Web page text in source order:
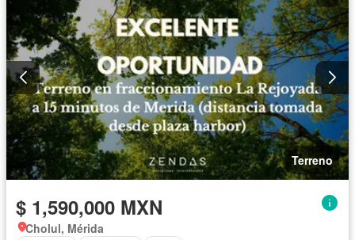
Terreno
$ 1,590,000 MXN
Cholul, Mérida